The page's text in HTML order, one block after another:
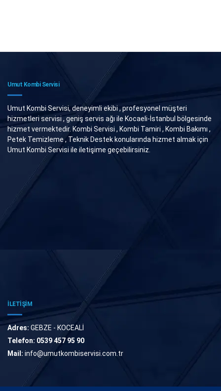
Umut Kombi Servisi
Umut Kombi Servisi, deneyimli ekibi , profesyonel müşteri
hizmetleri servisi , geniş servis ağı ile Kocaeli-İstanbul bölgesinde
hizmet vermektedir. Kombi Servisi , Kombi Tamiri , Kombi Bakımı ,
Petek Temizleme , Teknik Destek konularında hizmet almak için
Umut Kombi Servisi ile iletişime geçebilirsiniz.
İLETİŞİM
Adres: GEBZE - KOCEALİ
Telefon: 0539 457 95 90
Mail: info@umutkombiservisi.com.tr